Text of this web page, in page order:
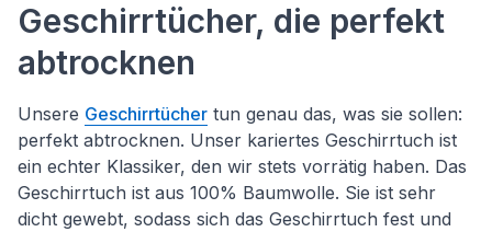
Geschirrtücher, die perfekt
abtrocknen
Unsere Geschirrtücher tun genau das, was sie sollen:
perfekt abtrocknen. Unser kariertes Geschirrtuch ist
ein echter Klassiker, den wir stets vorrätig haben. Das
Geschirrtuch ist aus 100% Baumwolle. Sie ist sehr
dicht gewebt, sodass sich das Geschirrtuch fest und